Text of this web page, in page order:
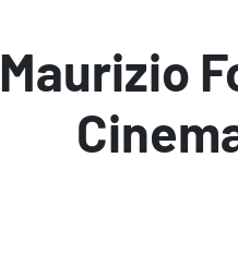
Maurizio